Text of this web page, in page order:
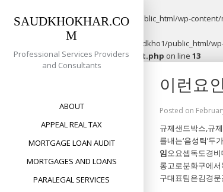
Warning : opendir(/home/saudkho1/public_html/wp-
: file_put_contents(/home/saudkho1/public_html/
content/plugins/easypost/easypost.php on line 13
SAUDKHOKHAR.CO
M
Professional Services Providers
and Consultants
ABOUT
APPEAL REAL TAX
MORTGAGE LOAN AUDIT
MORTGAGES AND LOANS
PARALEGAL SERVICES
이런요
Posted on
규제샌드박스,규
를내는‘음성틱’두
임오요셉독도경
롱고로분화구에
구대표팀은김경